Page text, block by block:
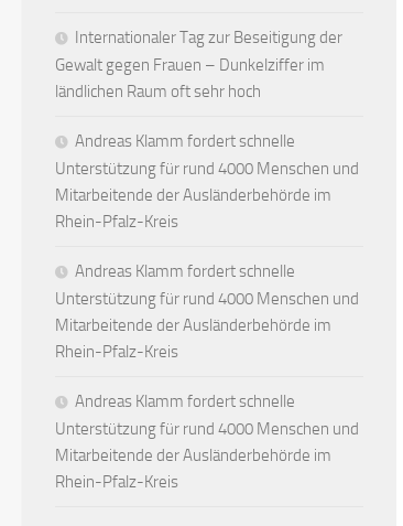
Internationaler Tag zur Beseitigung der
Gewalt gegen Frauen – Dunkelziffer im
ländlichen Raum oft sehr hoch
Andreas Klamm fordert schnelle
Unterstützung für rund 4000 Menschen und
Mitarbeitende der Ausländerbehörde im
Rhein-Pfalz-Kreis
Andreas Klamm fordert schnelle
Unterstützung für rund 4000 Menschen und
Mitarbeitende der Ausländerbehörde im
Rhein-Pfalz-Kreis
Andreas Klamm fordert schnelle
Unterstützung für rund 4000 Menschen und
Mitarbeitende der Ausländerbehörde im
Rhein-Pfalz-Kreis